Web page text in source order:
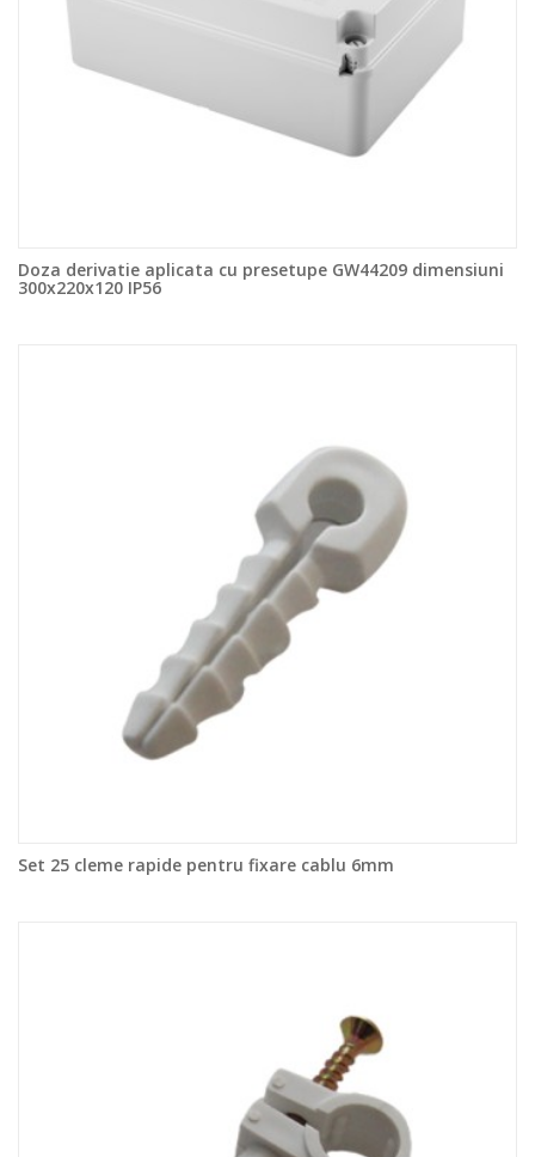
Doza derivatie aplicata cu presetupe GW44209 dimensiuni
300x220x120 IP56
Set 25 cleme rapide pentru fixare cablu 6mm